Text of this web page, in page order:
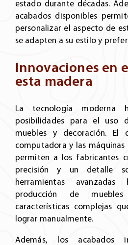
estado durante décadas.
acabados disponibles
personalizar el aspecto de
se adapten a su estilo y
Innovaciones en
esta madera
La tecnología moderna
posibilidades para el uso
muebles y decoración. El
computadora y las
permiten a los fabricantes
precisión y un detalle
herramientas
producción de
características complejas
lograr manualmente.
Además, los acabados